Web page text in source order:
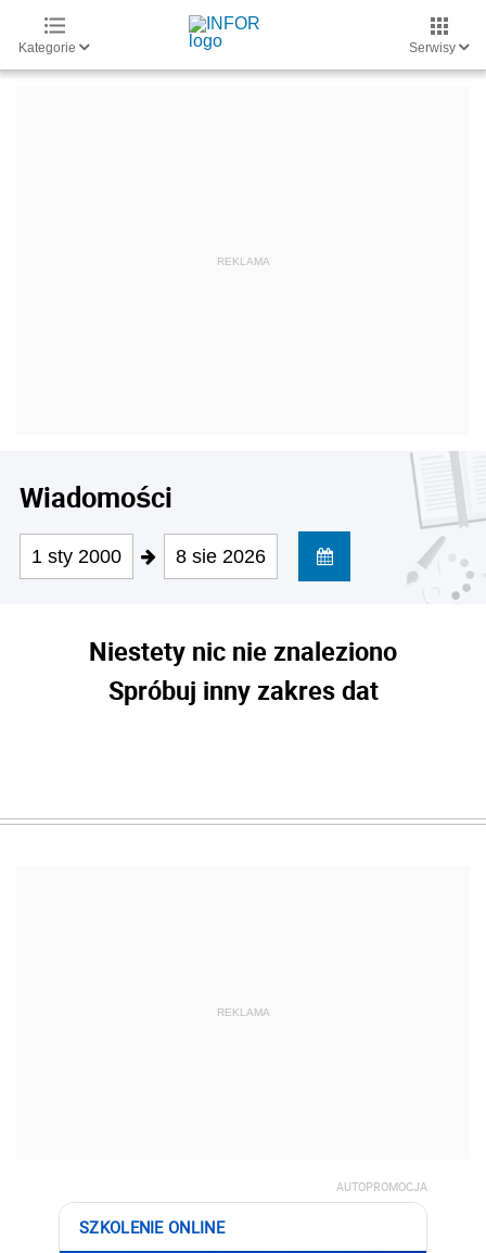
Kategorie Serwisy
Wiadomości
1 sty 2000 8 sie 2026
Niestety nic nie znaleziono
Spróbuj inny zakres dat
REKLAMA
AUTOPROMOCJA
SZKOLENIE ONLINE